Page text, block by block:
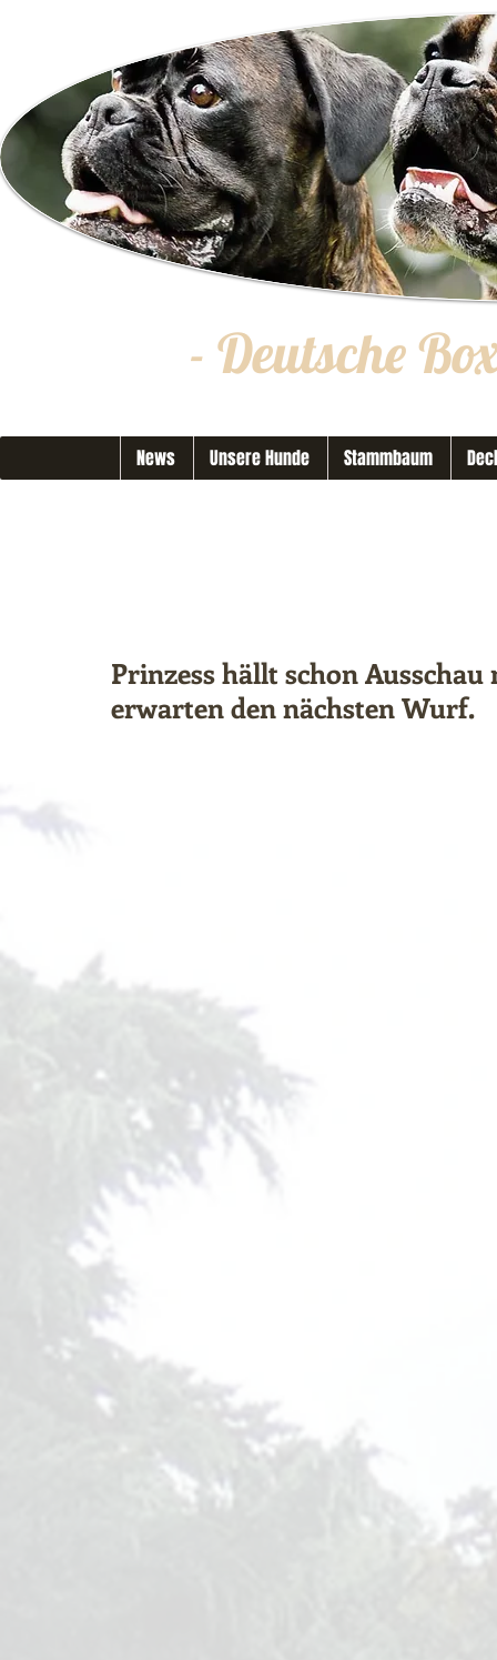
- Deutsche
News Unsere Hunde Stammbaum
Prinzess hällt schon
erwarten den nächsten Wurf.